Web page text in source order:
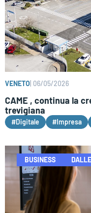
VENETO 06/05/2026
CAME , continua la
trevigiana
#Digitale #Impresa
BUSINESS